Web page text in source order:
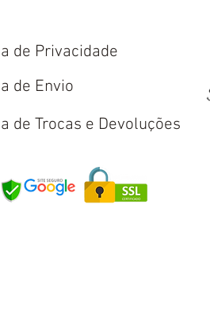
de Privacidade
de Envio
de Trocas e Devoluções